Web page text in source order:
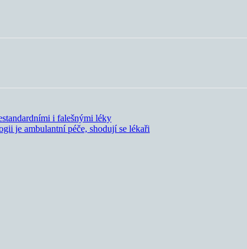
i falešnými léky
je ambulantní péče, shodují se lékaři